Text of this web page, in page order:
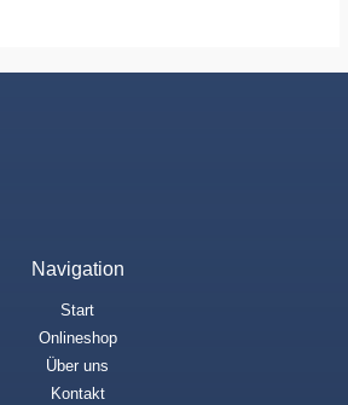
Navigation
Start
Onlineshop
Über uns
Kontakt